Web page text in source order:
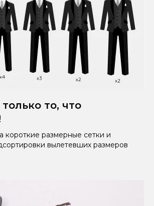
то, что
короткие размерные сетки и
вылетевших размеров